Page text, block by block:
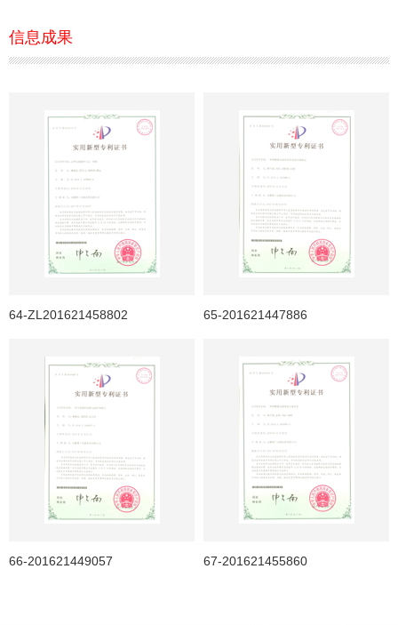
信息成果
64-ZL201621458802 65-201621447886
66-201621449057 67-201621455860